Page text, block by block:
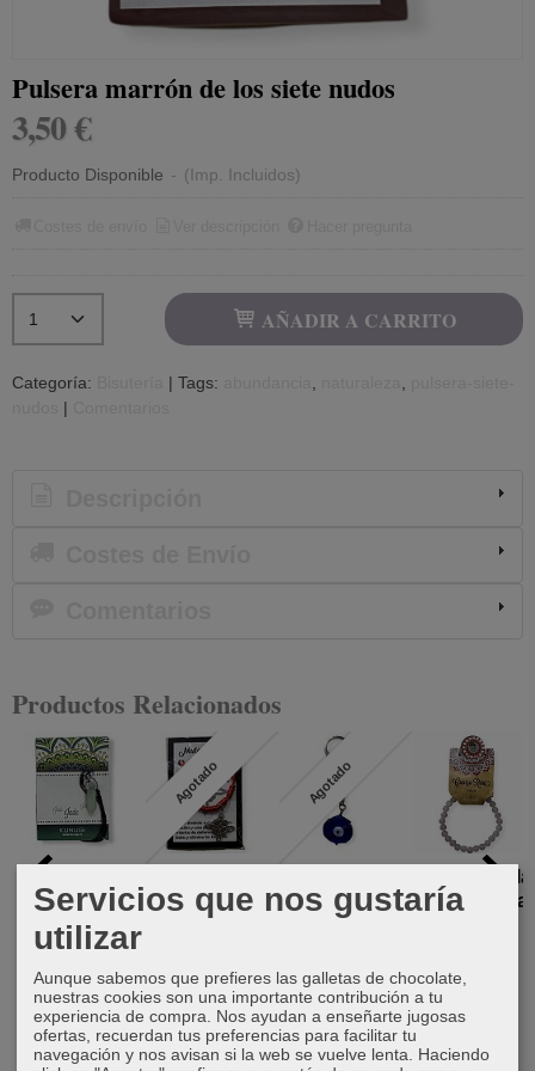
Pulsera marrón de los siete nudos
3,50 €
Producto Disponible - (Imp. Incluidos)
AÑADIR A CARRITO
Categoría: | Tags:
|
Productos Relacionados
biterminada
Jade
Agotado
Nudo de
Bruja y los 7
5,50 €
Agotado
turco trébol
Pulsera bola
cuarzo rosa
Servicios que nos gustaría
utilizar
Aunque sabemos que prefieres las galletas de chocolate,
nuestras cookies son una importante contribución a tu
experiencia de compra. Nos ayudan a enseñarte jugosas
ofertas, recuerdan tus preferencias para facilitar tu
navegación y nos avisan si la web se vuelve lenta. Haciendo